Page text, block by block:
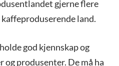
gjerne flere
land.
god kjennskap og
produsenter. De må ha